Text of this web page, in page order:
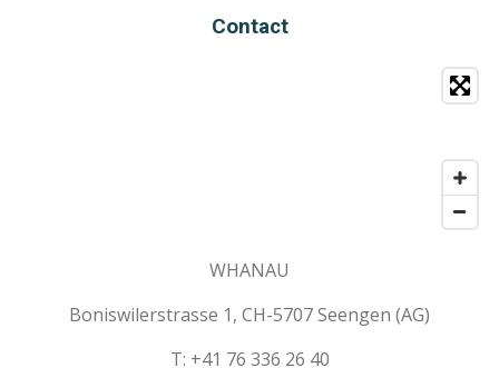
Contact
WHANAU
Boniswilerstrasse 1, CH-5707 Seengen (AG)
T: +41 76 336 26 40